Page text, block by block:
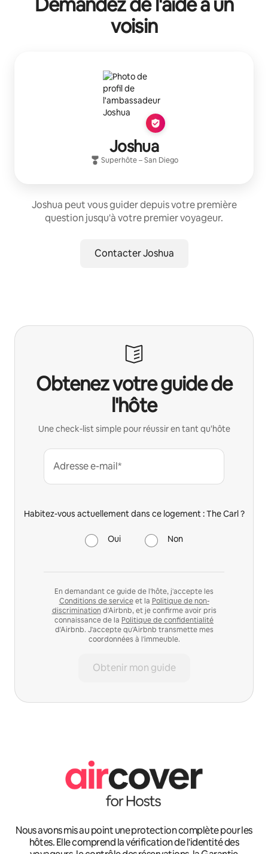
voisin
Joshua
Superhôte–San Diego
Joshua peut vous guider depuis votre première
question jusqu'à votre premier voyageur.
Contacter Joshua
Obtenez votre guide de
l'hôte
Une check-list simple pour réussir en tant qu'hôte
Adresse e-mail*
Habitez-vous actuellement dans ce logement : The Carl ?
Oui Non
En demandant ce guide de l'hôte, j'accepte les
Conditions de serviceet la Politique de non-
discrimination d'Airbnb, et je confirme avoir pris
connaissance de la Politique de confidentialité
d'Airbnb. J'accepte qu'Airbnb transmette mes
coordonnées à l'immeuble.
Obtenir mon guide
Nous avons mis au point une protection complète pour les
hôtes. Elle comprend la vérification de l'identité des